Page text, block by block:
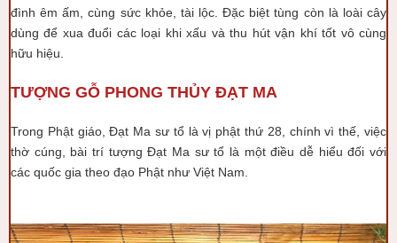
đình êm ấm, cùng sức khỏe, tài lộc. Đặc biệt tùng còn là loài cây
dùng để xua đuổi các loại khi xấu và thu hút vận khí tốt vô cùng
hữu hiệu.
TƯỢNG GỖ PHONG THỦY ĐẠT MA
Trong Phật giáo, Đạt Ma sư tổ là vị phật thứ 28, chính vì thế, việc
thờ cúng, bài trí tượng Đạt Ma sư tổ là một điều dễ hiểu đối với
các quốc gia theo đạo Phật như Việt Nam.